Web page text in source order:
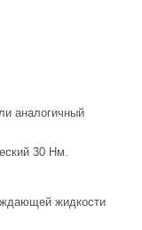
аналогичный
30 Нм.